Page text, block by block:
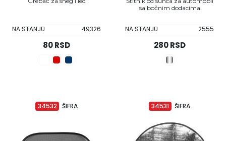
NA STANJU 49326
80 RSD
sa bočnim dodacima
NA STANJU 2555
280 RSD
ŠIFRA
34532 ŠIFRA
34531